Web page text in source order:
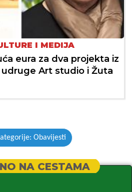
I MEDIJA
eura za dva projekta iz
udruge Art studio i Žuta
Obavijesti
NA CESTAMA